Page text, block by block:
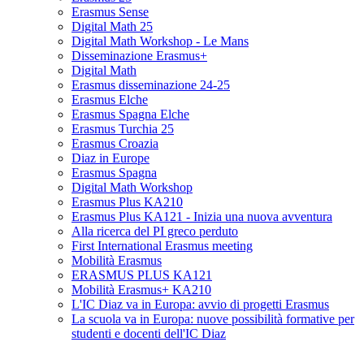
Erasmus Sense
Digital Math 25
Digital Math Workshop - Le Mans
Disseminazione Erasmus+
Digital Math
Erasmus disseminazione 24-25
Erasmus Elche
Erasmus Spagna Elche
Erasmus Turchia 25
Erasmus Croazia
Diaz in Europe
Erasmus Spagna
Digital Math Workshop
Erasmus Plus KA210
Erasmus Plus KA121 - Inizia una nuova avventura
Alla ricerca del PI greco perduto
First International Erasmus meeting
Mobilità Erasmus
ERASMUS PLUS KA121
Mobilità Erasmus+ KA210
L'IC Diaz va in Europa: avvio di progetti Erasmus
La scuola va in Europa: nuove possibilità formative per
studenti e docenti dell'IC Diaz